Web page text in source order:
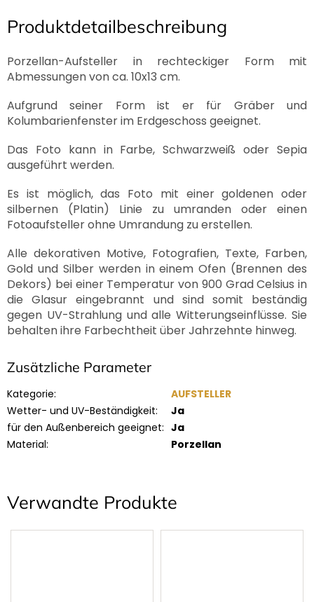
Verwandte Produkte
Produktdetailbeschreibung
Porzellan-Aufsteller in rechteckiger Form mit
Abmessungen von ca. 10x13 cm.
Aufgrund seiner Form ist er für Gräber und
Kolumbarienfenster im Erdgeschoss geeignet.
Das Foto kann in Farbe, Schwarzweiß oder Sepia
ausgeführt werden.
Es ist möglich, das Foto mit einer goldenen oder
silbernen (Platin) Linie zu umranden oder einen
Fotoaufsteller ohne Umrandung zu erstellen.
Alle dekorativen Motive, Fotografien, Texte, Farben,
Gold und Silber werden in einem Ofen (Brennen des
Dekors) bei einer Temperatur von 900 Grad Celsius in
die Glasur eingebrannt und sind somit beständig
gegen UV-Strahlung und alle Witterungseinflüsse. Sie
behalten ihre Farbechtheit über Jahrzehnte hinweg.
Zusätzliche Parameter
Kategorie:
AUFSTELLER
Wetter- und UV-Beständigkeit:
Ja
für den Außenbereich geeignet: Ja
Material: Porzellan